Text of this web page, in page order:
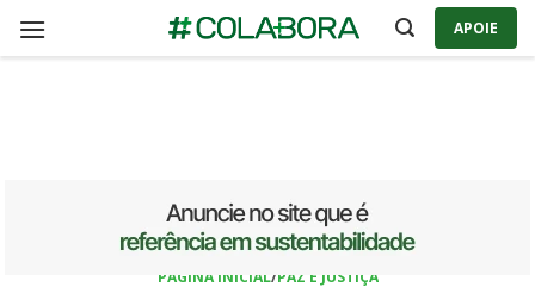
APOIE
PÁGINA INICIAL/PAZ E JUSTIÇA